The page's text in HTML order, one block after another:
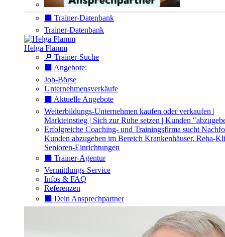
⬛️ Trainer-Datenbank
Trainer-Datenbank
Helga Flamm
🔎 Trainer-Suche
⬛️ Angebote:
Job-Börse
Unternehmensverkäufe
⬛️ Aktuelle Angebote
Weiterbildungs-Unternehmen kaufen oder verkaufen |
Markteinstieg | Sich zur Ruhe setzen | Kunden
Erfolgreiche Coaching- und Trainingsfirma sucht
Kunden abzugeben im Bereich Krankenhäuser, Reha-
Senioren-Einrichtungen
⬛️ Trainer-Agentur
Vermittlungs-Service
Infos & FAQ
Referenzen
⬛️ Dein Ansprechpartner